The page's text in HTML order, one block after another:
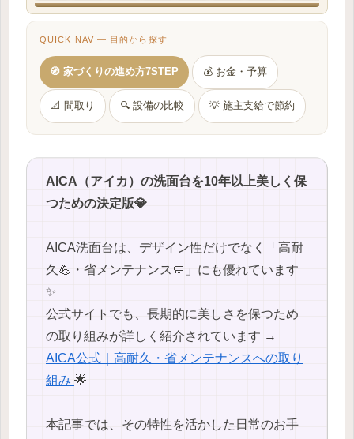
QUICK NAV — 目的から探す
🧭 家づくりの進め方7STEP 💰 お金・予算
📐 間取り 🔍 設備の比較 💡 施主支給で節約
AICA（アイカ）の洗面台を10年以上美しく保
つための決定版💎
AICA洗面台は、デザイン性だけでなく「高耐
久💪・省メンテナンス🧼」にも優れています
✨
公式サイトでも、長期的に美しさを保つため
の取り組みが詳しく紹介されています →
AICA公式｜高耐久・省メンテナンスへの取り
組み 🌟
本記事では、その特性を活かした日常のお手